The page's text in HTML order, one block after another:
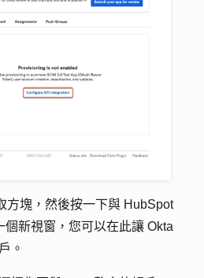
方塊，然後按一下與 HubSpot
個新視窗，您可以在此讓 Okta
。